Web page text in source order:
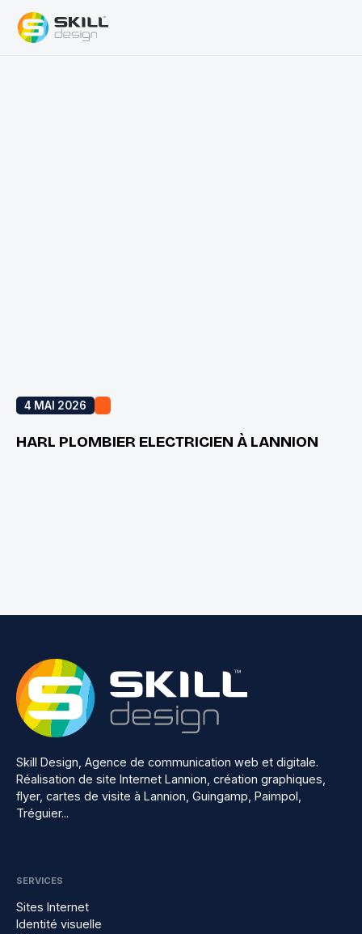
4 MAI 2026
HARL PLOMBIER ELECTRICIEN À LANNION
Skill Design, Agence de communication web et digitale.
Réalisation de site Internet Lannion, création graphiques,
flyer, cartes de visite à Lannion, Guingamp, Paimpol,
Tréguier...
SERVICES
Sites Internet
Identité visuelle